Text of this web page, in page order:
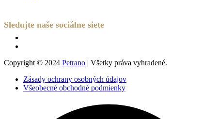
Sledujte naše sociálne siete
Copyright © 2024 Petrano | Všetky práva vyhradené.
Zásady ochrany osobných údajov
Všeobecné obchodné podmienky